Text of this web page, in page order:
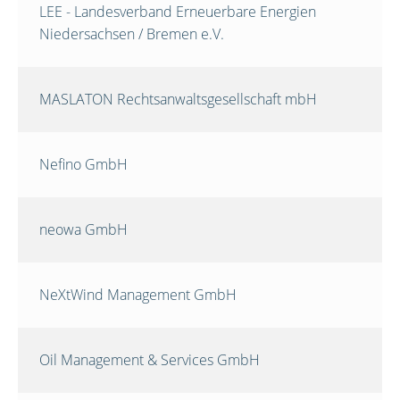
LEE - Landesverband Erneuerbare Energien
Niedersachsen / Bremen e.V.
MASLATON Rechtsanwaltsgesellschaft mbH
Nefino GmbH
neowa GmbH
NeXtWind Management GmbH
Oil Management & Services GmbH